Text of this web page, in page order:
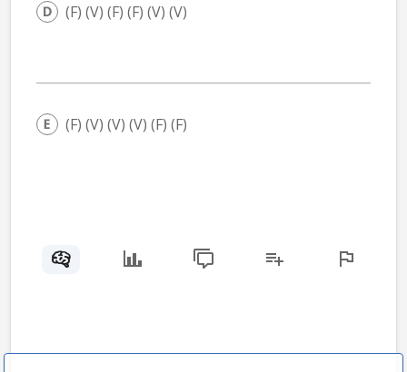
(F) (V) (F) (F) (V) (V)
(F) (V) (V) (V) (F) (F)